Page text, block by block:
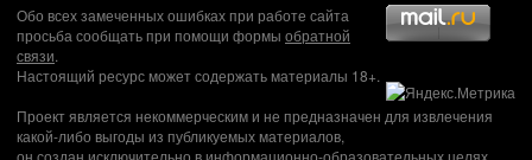
Обо всех замеченных ошибках при работе сайта
просьба сообщать при помощи формы обратной
связи.
Настоящий ресурс может содержать материалы 18+.
Проект является некоммерческим и не предназначен для извлечения
какой-либо выгоды из публикуемых материалов,